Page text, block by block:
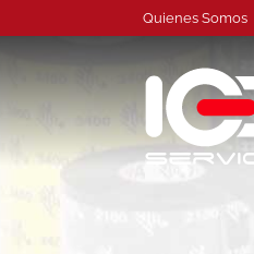
Quienes Somos